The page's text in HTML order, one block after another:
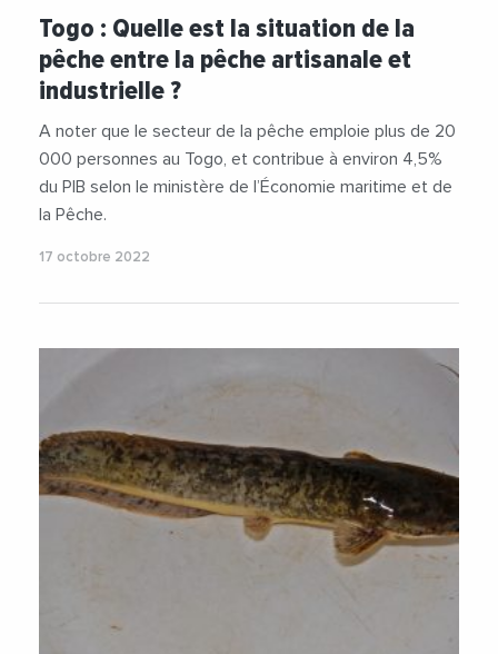
Togo : Quelle est la situation de la
pêche entre la pêche artisanale et
industrielle ?
A noter que le secteur de la pêche emploie plus de 20
000 personnes au Togo, et contribue à environ 4,5%
du PIB selon le ministère de l’Économie maritime et de
la Pêche.
17 octobre 2022